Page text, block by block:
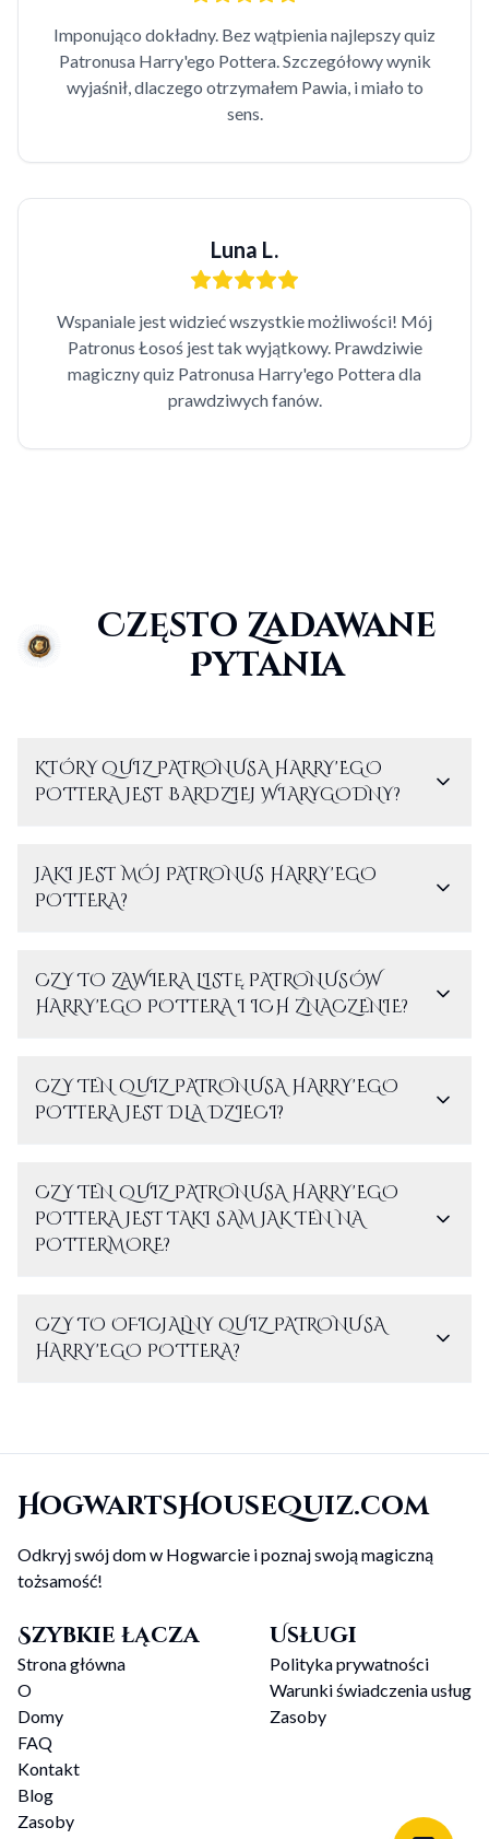
Imponująco dokładny. Bez wątpienia najlepszy quiz
Patronusa Harry'ego Pottera. Szczegółowy wynik
wyjaśnił, dlaczego otrzymałem Pawia, i miało to
sens.
Luna L.
Wspaniale jest widzieć wszystkie możliwości! Mój
Patronus Łosoś jest tak wyjątkowy. Prawdziwie
magiczny quiz Patronusa Harry'ego Pottera dla
prawdziwych fanów.
Często Zadawane
Pytania
KTÓRY QUIZ PATRONUSA HARRY'EGO
POTTERA JEST BARDZIEJ WIARYGODNY?
JAKI JEST MÓJ PATRONUS HARRY'EGO
POTTERA?
CZY TO ZAWIERA LISTĘ PATRONUSÓW
HARRY'EGO POTTERA I ICH ZNACZENIE?
CZY TEN QUIZ PATRONUSA HARRY'EGO
POTTERA JEST DLA DZIECI?
CZY TEN QUIZ PATRONUSA HARRY'EGO
POTTERA JEST TAKI SAM JAK TEN NA
POTTERMORE?
CZY TO OFICJALNY QUIZ PATRONUSA
HARRY'EGO POTTERA?
HogwartsHouseQuiz.com
Odkryj swój dom w Hogwarcie i poznaj swoją magiczną
tożsamość!
Szybkie łącza
Strona główna
O
Domy
FAQ
Kontakt
Blog
Zasoby
Usługi
Polityka prywatności
Warunki świadczenia usług
Zasoby